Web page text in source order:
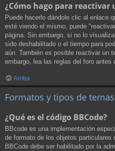
¿Cómo hago para reactivar
Puede hacerlo dándole clic al enlace
esté viendo el mismo, puede
página. Sin embargo, si no lo
sido deshabilitado o el tiempo para
aún. También es posible reactivar un
embargo, lea las reglas del foro antes
Arriba
Formatos y tipos de temas
¿Qué es el código BBCode?
BBcode es una implementación
de formato de los objetos
BBCode debe ser habilitado por la